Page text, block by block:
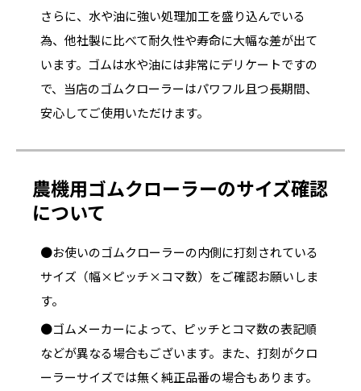
さらに、水や油に強い処理加工を盛り込んでいる
為、他社製に比べて耐久性や寿命に大幅な差が出て
います。ゴムは水や油には非常にデリケートですの
で、当店のゴムクローラーはパワフル且つ長期間、
安心してご使用いただけます。
農機用ゴムクローラーのサイズ確認
について
●お使いのゴムクローラーの内側に打刻されている
サイズ（幅×ピッチ×コマ数）をご確認お願いしま
す。
●ゴムメーカーによって、ピッチとコマ数の表記順
などが異なる場合もございます。また、打刻がクロ
ーラーサイズでは無く純正品番の場合もあります。